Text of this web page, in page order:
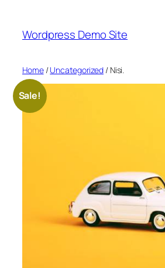
content
Wordpress Demo Site
Home/Uncategorized / Nisi.
Sale!